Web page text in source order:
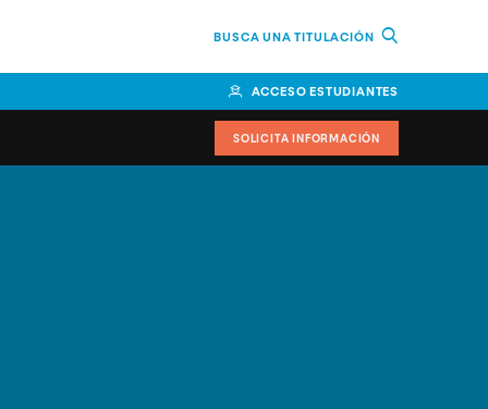
BUSCA UNA TITULACIÓN
ACCESO ESTUDIANTES
SOLICITA INFORMACIÓN